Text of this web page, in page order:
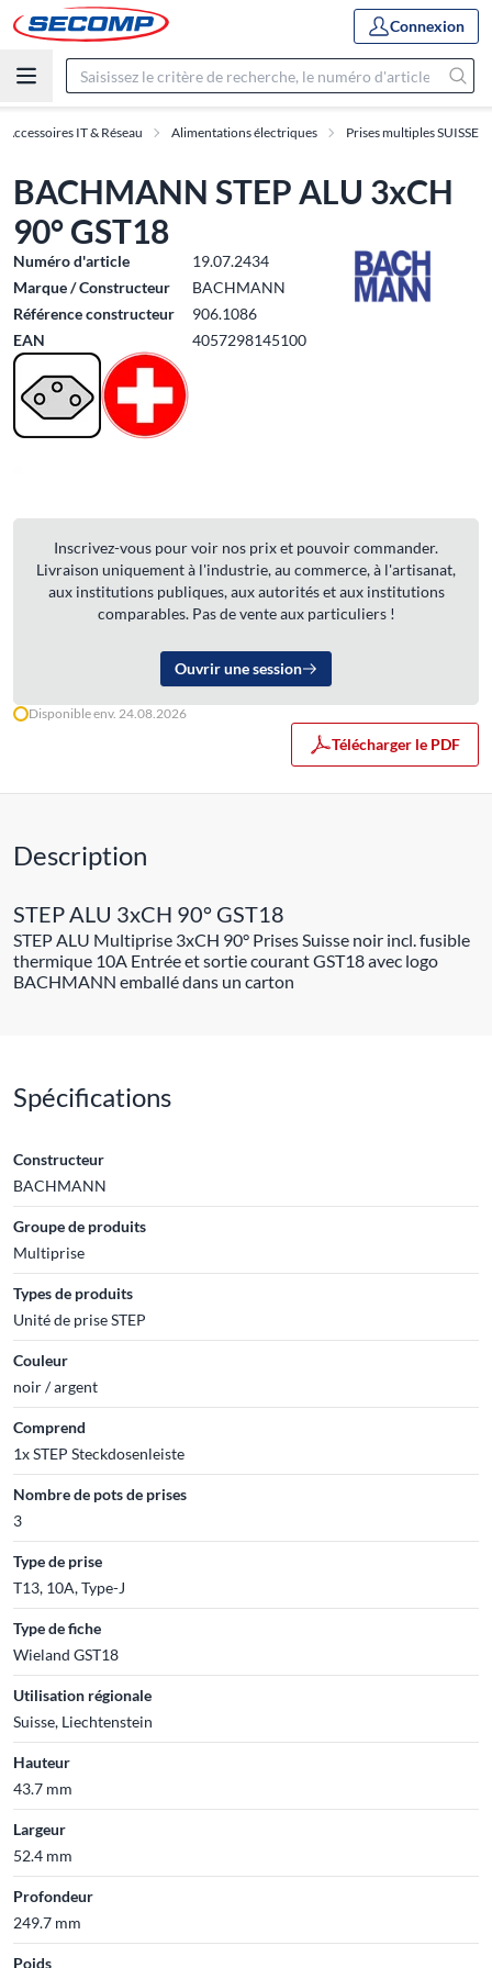
Connexion
Accessoires IT & Réseau Alimentations électriques Prises multiples SUISSE
BACHMANN STEP ALU 3xCH
90° GST18
Numéro d'article
19.07.2434
Marque / Constructeur
BACHMANN
Référence constructeur
906.1086
EAN
4057298145100
Inscrivez-vous pour voir nos prix et pouvoir commander.
Livraison uniquement à l'industrie, au commerce, à l'artisanat,
aux institutions publiques, aux autorités et aux institutions
comparables. Pas de vente aux particuliers !
Ouvrir une session
Disponible env. 24.08.2026
Télécharger le PDF
Description
STEP ALU 3xCH 90° GST18
STEP ALU Multiprise 3xCH 90° Prises Suisse noir incl. fusible
thermique 10A Entrée et sortie courant GST18 avec logo
BACHMANN emballé dans un carton
Spécifications
Constructeur
BACHMANN
Groupe de produits
Multiprise
Types de produits
Unité de prise STEP
Couleur
noir / argent
Comprend
1x STEP Steckdosenleiste
Nombre de pots de prises
3
Type de prise
T13, 10A, Type-J
Type de fiche
Wieland GST18
Utilisation régionale
Suisse, Liechtenstein
Hauteur
43.7 mm
Largeur
52.4 mm
Profondeur
249.7 mm
Poids